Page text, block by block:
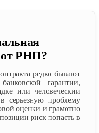
от РНП?
редко бывают
гарантии,
или человеческий
серьезную проблему
оценки и грамотно
риск попасть в